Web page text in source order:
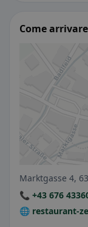
Come arrivare
Marktgasse 4,
📞 +43 676
🌐 restaurant-